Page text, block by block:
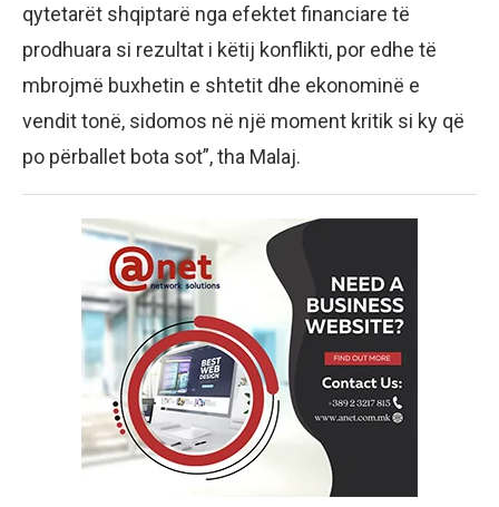
qytetarët shqiptarë nga efektet financiare të
prodhuara si rezultat i këtij konflikti, por edhe të
mbrojmë buxhetin e shtetit dhe ekonominë e
vendit tonë, sidomos në një moment kritik si ky që
po përballet bota sot”, tha Malaj.